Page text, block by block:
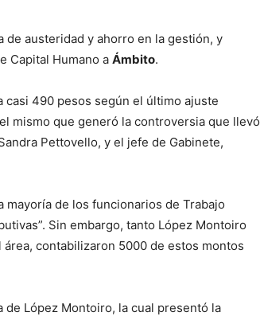
de austeridad y ahorro en la gestión, y
Capital Humano a Ámbito.
casi 490 pesos según el último ajuste
mismo que generó la controversia que llevó
Pettovello, y el jefe de Gabinete,
mayoría de los funcionarios de Trabajo
Sin embargo, tanto López Montoiro
contabilizaron 5000 de estos montos
López Montoiro, la cual presentó la